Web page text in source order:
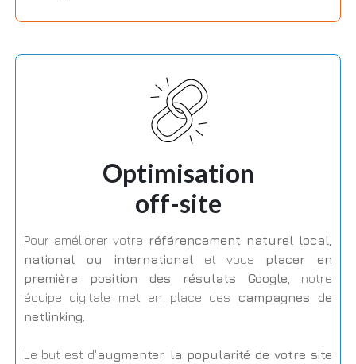
Optimisation
off-site
Pour améliorer votre référencement naturel local,
national ou international et vous placer en
première position des résulats Google , notre
équipe digitale met en place des campagnes de
netlinking.
Le but est d'augmenter la popularité de votre site